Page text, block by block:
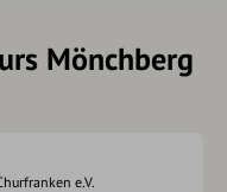
Mönchberg
e.V.